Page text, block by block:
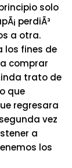
solo
perdiÃ³
a otra.
los fines de
comprar
trato de
que
regresara
vez
a
los